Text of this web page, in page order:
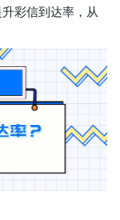
彩信到达率，从